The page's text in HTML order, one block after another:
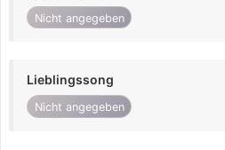
Nicht angegeben
Lieblingssong
Nicht angegeben